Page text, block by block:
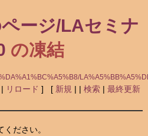
ージ/LAセミナ
の凍結
リロード ] [ 新規 | | 検索| 最終更新
ださい。